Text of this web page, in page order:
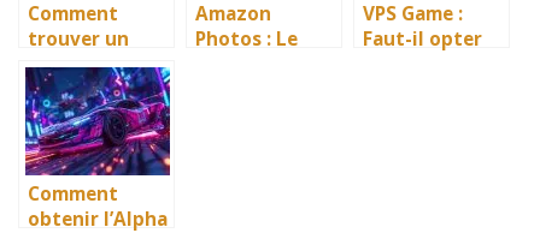
Comment
trouver un
service de
traduction
urgente en
ligne fiable ?
Amazon
Photos : Le
VPS Game :
Faut-il opter
Comment
obtenir l’Alpha